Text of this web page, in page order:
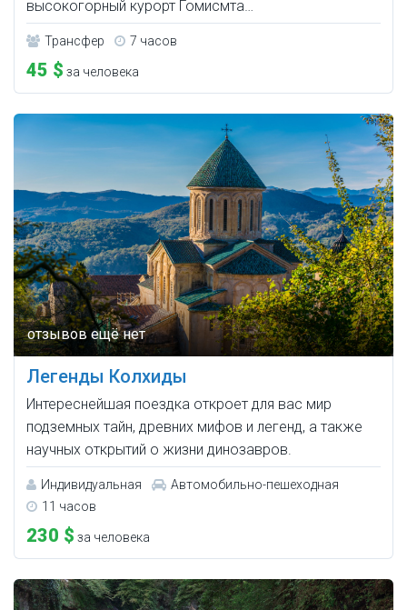
высокогорный курорт Гомисмта…
Трансфер 7 часов
45 $ за человека
Легенды Колхиды
Интереснейшая поездка откроет для вас мир
подземных тайн, древних мифов и легенд, а также
научных открытий о жизни динозавров.
Индивидуальная
Автомобильно-пешеходная
11 часов
230 $ за человека